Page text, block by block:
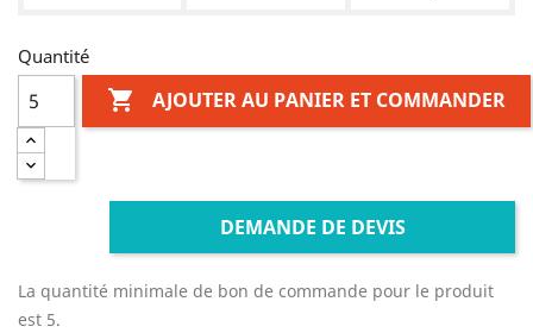
Quantité
 AJOUTER AU PANIER ET COMMANDER
DEMANDE DE DEVIS
La quantité minimale de bon de commande pour le produit
est 5.